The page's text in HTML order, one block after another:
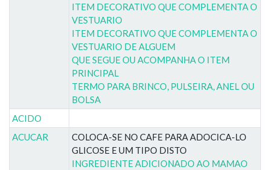
ITEM DECORATIVO QUE COMPLEMENTA O
VESTUARIO
ITEM DECORATIVO QUE COMPLEMENTA O
VESTUARIO DE ALGUEM
QUE SEGUE OU ACOMPANHA O ITEM
PRINCIPAL
TERMO PARA BRINCO, PULSEIRA, ANEL OU
BOLSA
ACIDO
ACUCAR
COLOCA-SE NO CAFE PARA ADOCICA-LO
GLICOSE E UM TIPO DISTO
INGREDIENTE ADICIONADO AO MAMAO